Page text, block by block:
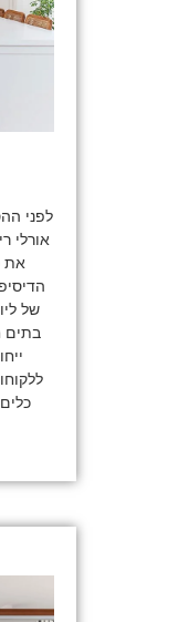
לפני
אורלי
את
בתים